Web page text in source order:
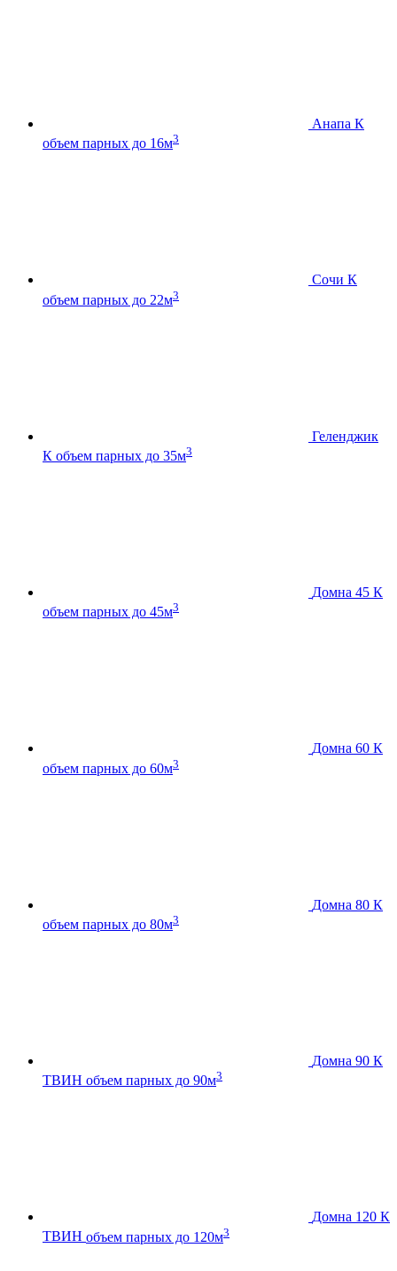
Анапа К
объем парных до 16м3
Сочи К
объем парных до 22м3
Геленджик
К объем парных до 35м3
Домна 45 К
объем парных до 45м3
Домна 60 К
объем парных до 60м3
Домна 80 К
объем парных до 80м3
Домна 90 К
ТВИН объем парных до 90м3
Домна 120 К
ТВИН объем парных до 120м3